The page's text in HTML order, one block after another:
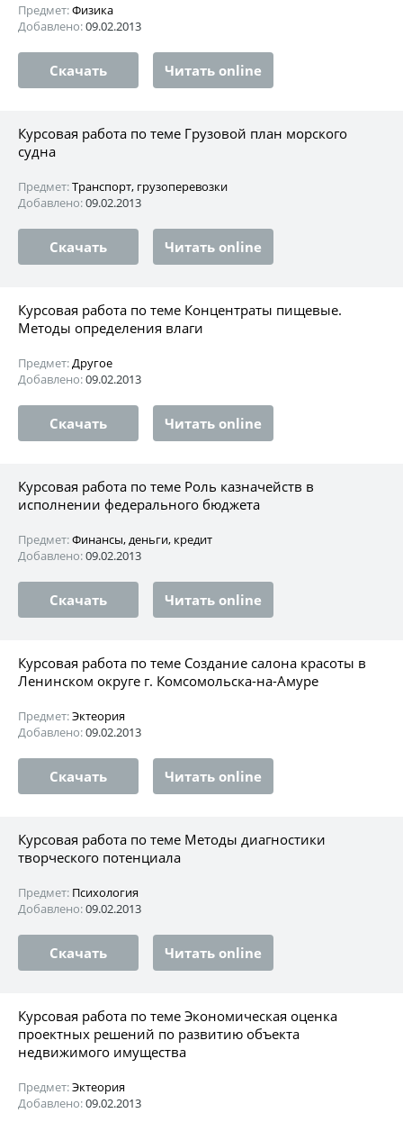
Предмет:Физика
Добавлено:09.02.2013
Скачать Читать online
Курсовая работа по теме Грузовой план морского
судна
Предмет:Транспорт, грузоперевозки
Добавлено:09.02.2013
Скачать Читать online
Курсовая работа по теме Концентраты пищевые.
Методы определения влаги
Предмет:Другое
Добавлено:09.02.2013
Скачать Читать online
Курсовая работа по теме Роль казначейств в
исполнении федерального бюджета
Предмет:Финансы, деньги, кредит
Добавлено:09.02.2013
Скачать Читать online
Курсовая работа по теме Создание салона красоты в
Ленинском округе г. Комсомольска-на-Амуре
Предмет:Эктеория
Добавлено:09.02.2013
Скачать Читать online
Курсовая работа по теме Методы диагностики
творческого потенциала
Предмет: Психология
Добавлено:09.02.2013
Скачать Читать online
Курсовая работа по теме Экономическая оценка
проектных решений по развитию объекта
недвижимого имущества
Предмет:Эктеория
Добавлено:09.02.2013